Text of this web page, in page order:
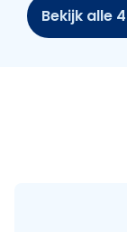
Bekijk alle